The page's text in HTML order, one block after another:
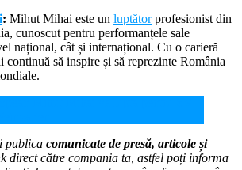
: Mihut Mihai este un luptătorprofesionist din
cunoscut pentru performanțele sale
național, cât și internațional. Cu o carieră
continuă să inspire și să reprezinte România
publica comunicate de presă, articole și
direct către compania ta, astfel poți informa